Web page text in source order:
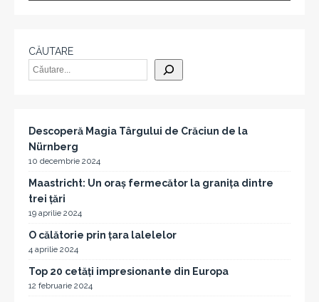
CĂUTARE
Descoperă Magia Târgului de Crăciun de la
Nürnberg
10 decembrie 2024
Maastricht: Un oraș fermecător la granița dintre
trei țări
19 aprilie 2024
O călătorie prin țara lalelelor
4 aprilie 2024
Top 20 cetăți impresionante din Europa
12 februarie 2024